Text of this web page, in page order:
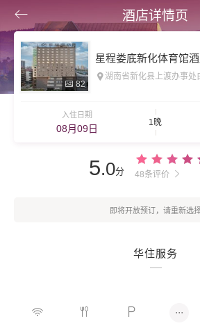
酒店详情页
82
星程娄底新化体育馆
湖南省新化县上渡办事
入住日期
08月09日
1晚
5.0分 48条评价
即将开放预订，请重新选
华住服务
...